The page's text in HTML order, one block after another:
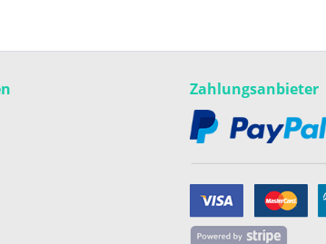
Zahlungsanbieter